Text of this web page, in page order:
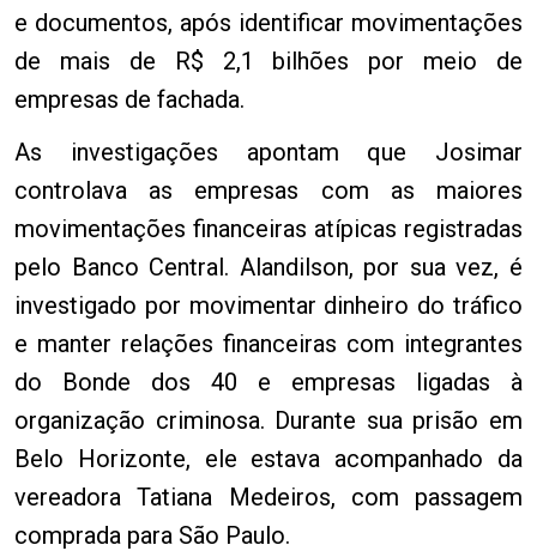
e documentos, após identificar movimentações
de mais de R$ 2,1 bilhões por meio de
empresas de fachada.
As investigações apontam que Josimar
controlava as empresas com as maiores
movimentações financeiras atípicas registradas
pelo Banco Central. Alandilson, por sua vez, é
investigado por movimentar dinheiro do tráfico
e manter relações financeiras com integrantes
do Bonde dos 40 e empresas ligadas à
organização criminosa. Durante sua prisão em
Belo Horizonte, ele estava acompanhado da
vereadora Tatiana Medeiros, com passagem
comprada para São Paulo.